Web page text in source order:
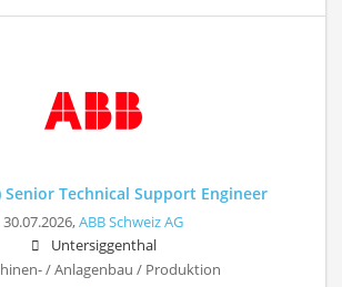
Senior Technical Support Engineer
30.07.2026,ABB Schweiz AG
Untersiggenthal
/ Anlagenbau / Produktion